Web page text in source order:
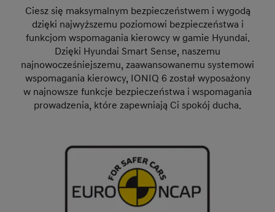
Ciesz się maksymalnym bezpieczeństwem i wygodą
dzięki najwyższemu poziomowi bezpieczeństwa i
funkcjom wspomagania kierowcy w gamie Hyundai.
Dzięki Hyundai Smart Sense, naszemu
najnowocześniejszemu, zaawansowanemu systemowi
wspomagania kierowcy, IONIQ 6 został wyposażony
w najnowsze funkcje bezpieczeństwa i wspomagania
prowadzenia, które zapewniają Ci spokój ducha.